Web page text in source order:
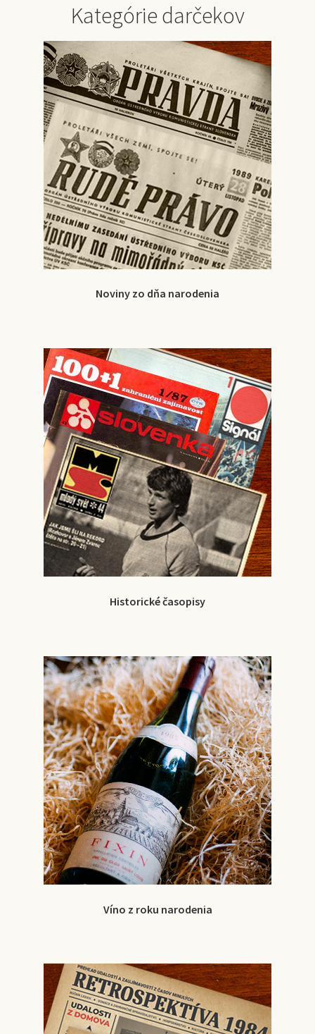
Kategórie darčekov
Noviny zo dňa narodenia
Historické časopisy
Víno z roku narodenia